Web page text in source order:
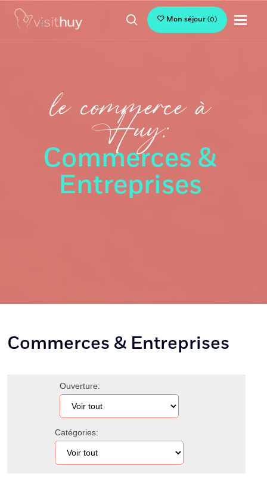
Mon séjour(0)
le commerce à
Huy:
Commerces &
Entreprises
Commerces & Entreprises
Ouverture:
Catégories: